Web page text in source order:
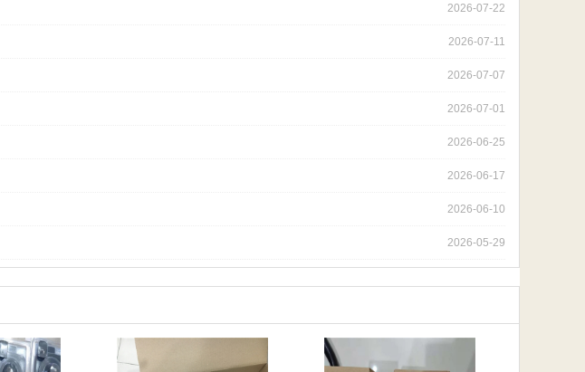
2026-07-22
2026-07-11
2026-07-07
2026-07-01
2026-06-25
2026-06-17
2026-06-10
2026-05-29